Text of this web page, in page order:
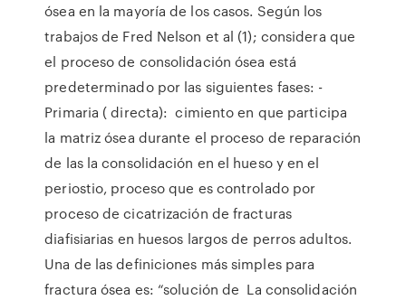
ósea en la mayoría de los casos. Según los
trabajos de Fred Nelson et al (1); considera que
el proceso de consolidación ósea está
predeterminado por las siguientes fases: -
Primaria ( directa): cimiento en que participa
la matriz ósea durante el proceso de reparación
de las la consolidación en el hueso y en el
periostio, proceso que es controlado por
proceso de cicatrización de fracturas
diafisiarias en huesos largos de perros adultos.
Una de las definiciones más simples para
fractura ósea es: “solución de La consolidación